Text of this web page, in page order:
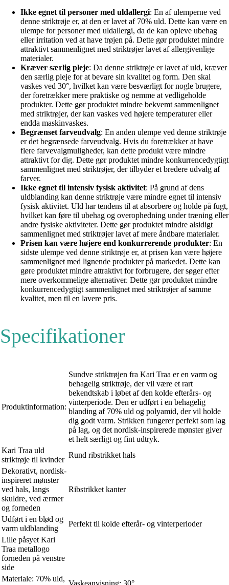
Ikke egnet til personer med uldallergi: En af ulemperne ved
denne striktrøje er, at den er lavet af 70% uld. Dette kan være en
ulempe for personer med uldallergi, da de kan opleve ubehag
eller irritation ved at have trøjen på. Dette gør produktet mindre
attraktivt sammenlignet med striktrøjer lavet af allergivenlige
materialer.
Kræver særlig pleje: Da denne striktrøje er lavet af uld, kræver
den særlig pleje for at bevare sin kvalitet og form. Den skal
vaskes ved 30°, hvilket kan være besværligt for nogle brugere,
der foretrækker mere praktiske og nemme at vedligeholde
produkter. Dette gør produktet mindre bekvemt sammenlignet
med striktrøjer, der kan vaskes ved højere temperaturer eller
endda maskinvaskes.
Begrænset farveudvalg: En anden ulempe ved denne striktrøje
er det begrænsede farveudvalg. Hvis du foretrækker at have
flere farvevalgmuligheder, kan dette produkt være mindre
attraktivt for dig. Dette gør produktet mindre konkurrencedygtigt
sammenlignet med striktrøjer, der tilbyder et bredere udvalg af
farver.
Ikke egnet til intensiv fysisk aktivitet: På grund af dens
uldblanding kan denne striktrøje være mindre egnet til intensiv
fysisk aktivitet. Uld har tendens til at absorbere og holde på fugt,
hvilket kan føre til ubehag og overophedning under træning eller
andre fysiske aktiviteter. Dette gør produktet mindre alsidigt
sammenlignet med striktrøjer lavet af mere åndbare materialer.
Prisen kan være højere end konkurrerende produkter: En
sidste ulempe ved denne striktrøje er, at prisen kan være højere
sammenlignet med lignende produkter på markedet. Dette kan
gøre produktet mindre attraktivt for forbrugere, der søger efter
mere overkommelige alternativer. Dette gør produktet mindre
konkurrencedygtigt sammenlignet med striktrøjer af samme
kvalitet, men til en lavere pris.
Specifikationer
Produktinformation:
Sundve striktrøjen fra Kari Traa er en varm og
behagelig striktrøje, der vil være et rart
bekendtskab i løbet af den kolde efterårs- og
vinterperiode. Den er udført i en behagelig
blanding af 70% uld og polyamid, der vil holde
dig godt varm. Strikken fungerer perfekt som lag
på lag, og det nordisk-inspirerede mønster giver
et helt særligt og fint udtryk.
Kari Traa uld
striktrøje til kvinder
Rund ribstrikket hals
Dekorativt, nordisk-
inspireret mønster
ved hals, langs
skuldre, ved ærmer
og forneden
Ribstrikket kanter
Udført i en blød og
varm uldblanding
Perfekt til kolde efterår- og vinterperioder
Lille påsyet Kari
Traa metallogo
forneden på venstre
side
Materiale: 70% uld,